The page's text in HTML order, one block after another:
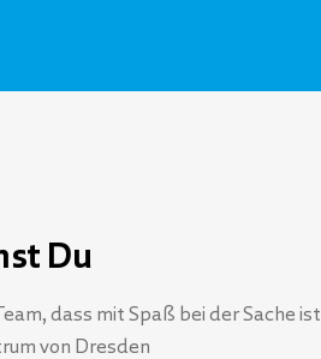
Du
dass mit Spaß bei der Sache ist
von Dresden